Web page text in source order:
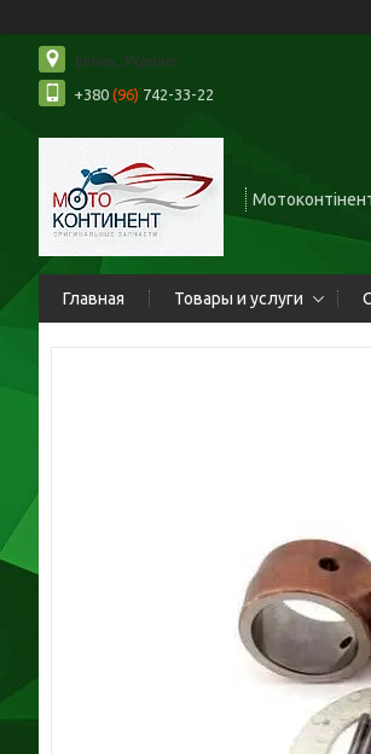
Ірпінь, Україна
+380 (96) 742-33-22
Главная Товары и услуги